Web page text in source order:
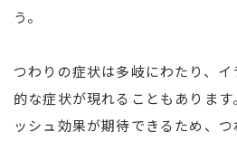
う。
つわりの症状は多岐にわたり、
的な症状が現れることもありま
ッシュ効果が期待できるため、